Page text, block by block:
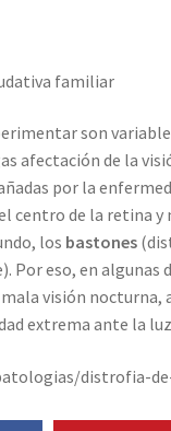
familiar
son
afectación de la
por la
centro de la retina
los bastones
Por eso, en
visión nocturna,
extrema ante la
distrofia-